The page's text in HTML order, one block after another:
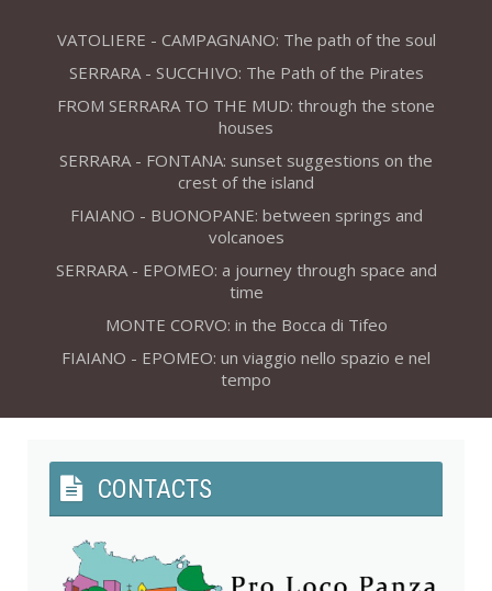
VATOLIERE - CAMPAGNANO: The path of the soul
SERRARA - SUCCHIVO: The Path of the Pirates
FROM SERRARA TO THE MUD: through the stone
houses
SERRARA - FONTANA: sunset suggestions on the
crest of the island
FIAIANO - BUONOPANE: between springs and
volcanoes
SERRARA - EPOMEO: a journey through space and
time
MONTE CORVO: in the Bocca di Tifeo
FIAIANO - EPOMEO: un viaggio nello spazio e nel
tempo
CONTACTS